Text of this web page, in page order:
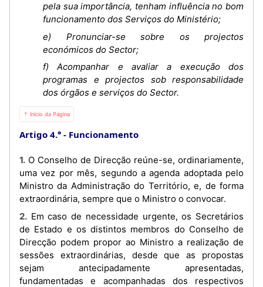
pela sua importância, tenham influência no bom
funcionamento dos Serviços do Ministério;
e) Pronunciar-se sobre os projectos
económicos do Sector;
f) Acompanhar e avaliar a execução dos
programas e projectos sob responsabilidade
dos órgãos e serviços do Sector.
⇡ Início da Página
Artigo 4.° Funcionamento
1. O Conselho de Direcção reúne-se, ordinariamente,
uma vez por mês, segundo a agenda adoptada pelo
Ministro da Administração do Território, e, de forma
extraordinária, sempre que o Ministro o convocar.
2. Em caso de necessidade urgente, os Secretários
de Estado e os distintos membros do Conselho de
Direcção podem propor ao Ministro a realização de
sessões extraordinárias, desde que as propostas
sejam antecipadamente apresentadas,
fundamentadas e acompanhadas dos respectivos